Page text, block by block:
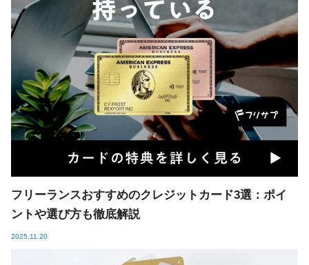
フリーランスおすすめのクレジットカード3選：ポイ
ントや選び方も徹底解説
2025.11.20